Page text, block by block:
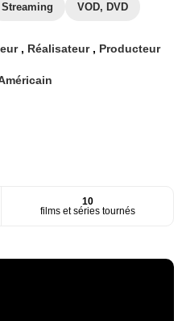
Streaming VOD, DVD
, Réalisateur , Producteur
10
films et séries tournés